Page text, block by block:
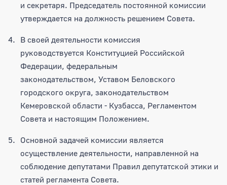
и секретаря. Председатель постоянной комиссии
утверждается на должность решением Совета.
В своей деятельности комиссия
руководствуется Конституцией Российской
Федерации, федеральным
законодательством, Уставом Беловского
городского округа, законодательством
Кемеровской области - Кузбасса, Регламентом
Совета и настоящим Положением.
Основной задачей комиссии является
осуществление деятельности, направленной на
соблюдение депутатами Правил депутатской этики и
статей регламента Совета.